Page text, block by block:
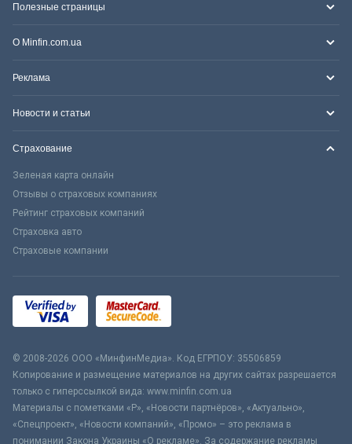
Полезные страницы
О Minfin.com.ua
Реклама
Новости и статьи
Страхование
Зеленая карта онлайн
Отзывы о страховых компаниях
Рейтинг страховых компаний
Страховка авто
Страховые компании
© 2008-2026 ООО «МинфинМедиа». Код ЕГРПОУ: 35506859
Копирование и размещение материалов на других сайтах разрешается
только с гиперссылкой вида: www.minfin.com.ua
Материалы с пометками «Р», «Новости партнёров», «Актуально»,
«Спецпроект», «Новости компаний», «Промо» – это реклама в
понимании Закона Украины «О рекламе». За содержание рекламы